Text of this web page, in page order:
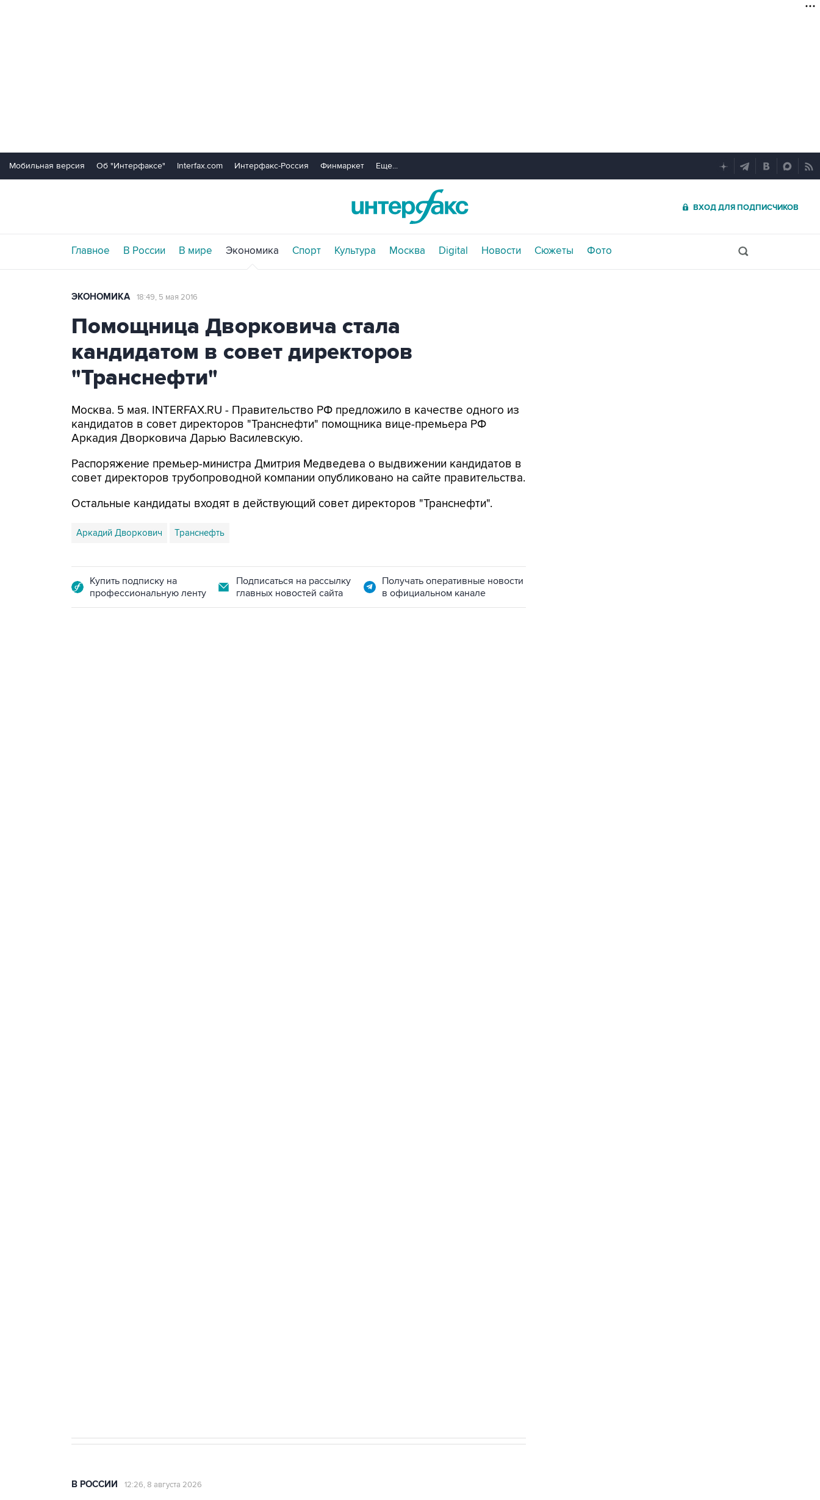
Мобильная версия Об "Интерфаксе" Interfax.com Интерфакс-Россия Финмаркет Еще...
ВХОД ДЛЯ ПОДПИСЧИКОВ
Главное В России В мире Экономика Спорт Культура Москва Digital Новости Сюжеты Фото
ЭКОНОМИКА 18:49, 5 мая 2016
Помощница Дворковича стала
кандидатом в совет директоров
"Транснефти"
Москва. 5 мая. INTERFAX.RU - Правительство РФ предложило в качестве одного из
кандидатов в совет директоров "Транснефти" помощника вице-премьера РФ
Аркадия Дворковича Дарью Василевскую.
Распоряжение премьер-министра Дмитрия Медведева о выдвижении кандидатов в
совет директоров трубопроводной компании опубликовано на сайте правительства.
Остальные кандидаты входят в действующий совет директоров "Транснефти".
Аркадий Дворкович Транснефть
Купить подписку на
профессиональную ленту
Подписаться на рассылку
главных новостей сайта
Получать оперативные новости
в официальном канале
В РОССИИ 12:26, 8 августа 2026